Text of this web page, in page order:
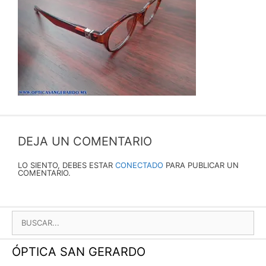
DEJA UN COMENTARIO
LO SIENTO, DEBES ESTAR CONECTADO PARA PUBLICAR UN
COMENTARIO.
BUSCAR:
ÓPTICA SAN GERARDO